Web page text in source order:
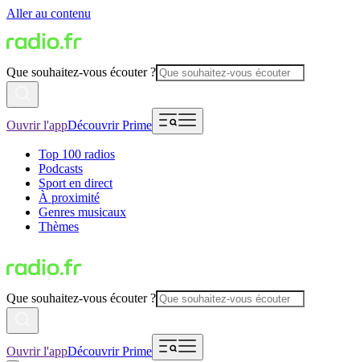
Aller au contenu
Que souhaitez-vous écouter ?
Ouvrir l'appDécouvrir Prime
Top 100 radios
Podcasts
Sport en direct
À proximité
Genres musicaux
Thèmes
Que souhaitez-vous écouter ?
Ouvrir l'appDécouvrir Prime